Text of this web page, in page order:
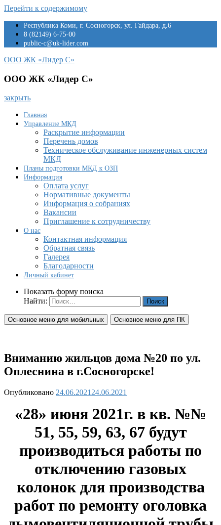
Перейти к содержимому
Республика Коми, г. Сосногорск, ул. Гайдара, д.6
8 (82149) 6-75-00
public-c@uk-lider.com
ООО ЖК «Лидер С»
ООО ЖК «Лидер С»
закрыть
Главная
Управление МКД
Раскрытие информации
Перечень домов
Техническое обслуживание инженерных систем
МКД
Планы подготовки МКД к ОЗП
Информация
Оплата услуг
Нормативные документы
Информация о собраниях
Вакансии
Приглашение к сотрудничеству
О нас
Контактная информация
Обратная связь
Галерея
Благодарности
Личный кабинет
Показать форму поиска
Найти:
Основное меню для мобильных Основное меню для ПК
Вниманию жильцов дома №20 по ул.
Оплеснина в г.Сосногорске!
Опубликовано 24.06.2021 24.06.2021
«28» июня 2021г. в кв. №№
51, 55, 59, 63, 67 будут
производиться работы по
отключению газовых
колонок для производства
работ по ремонту оголовка